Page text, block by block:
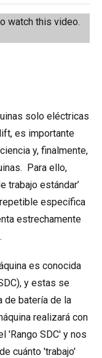
watch this video.
solo eléctricas
es importante
y, finalmente,
Para ello,
trabajo estándar’
específica
estrechamente
es conocida
y estas se
de batería de la
realizará con
'Rango SDC' y nos
cuánto 'trabajo'